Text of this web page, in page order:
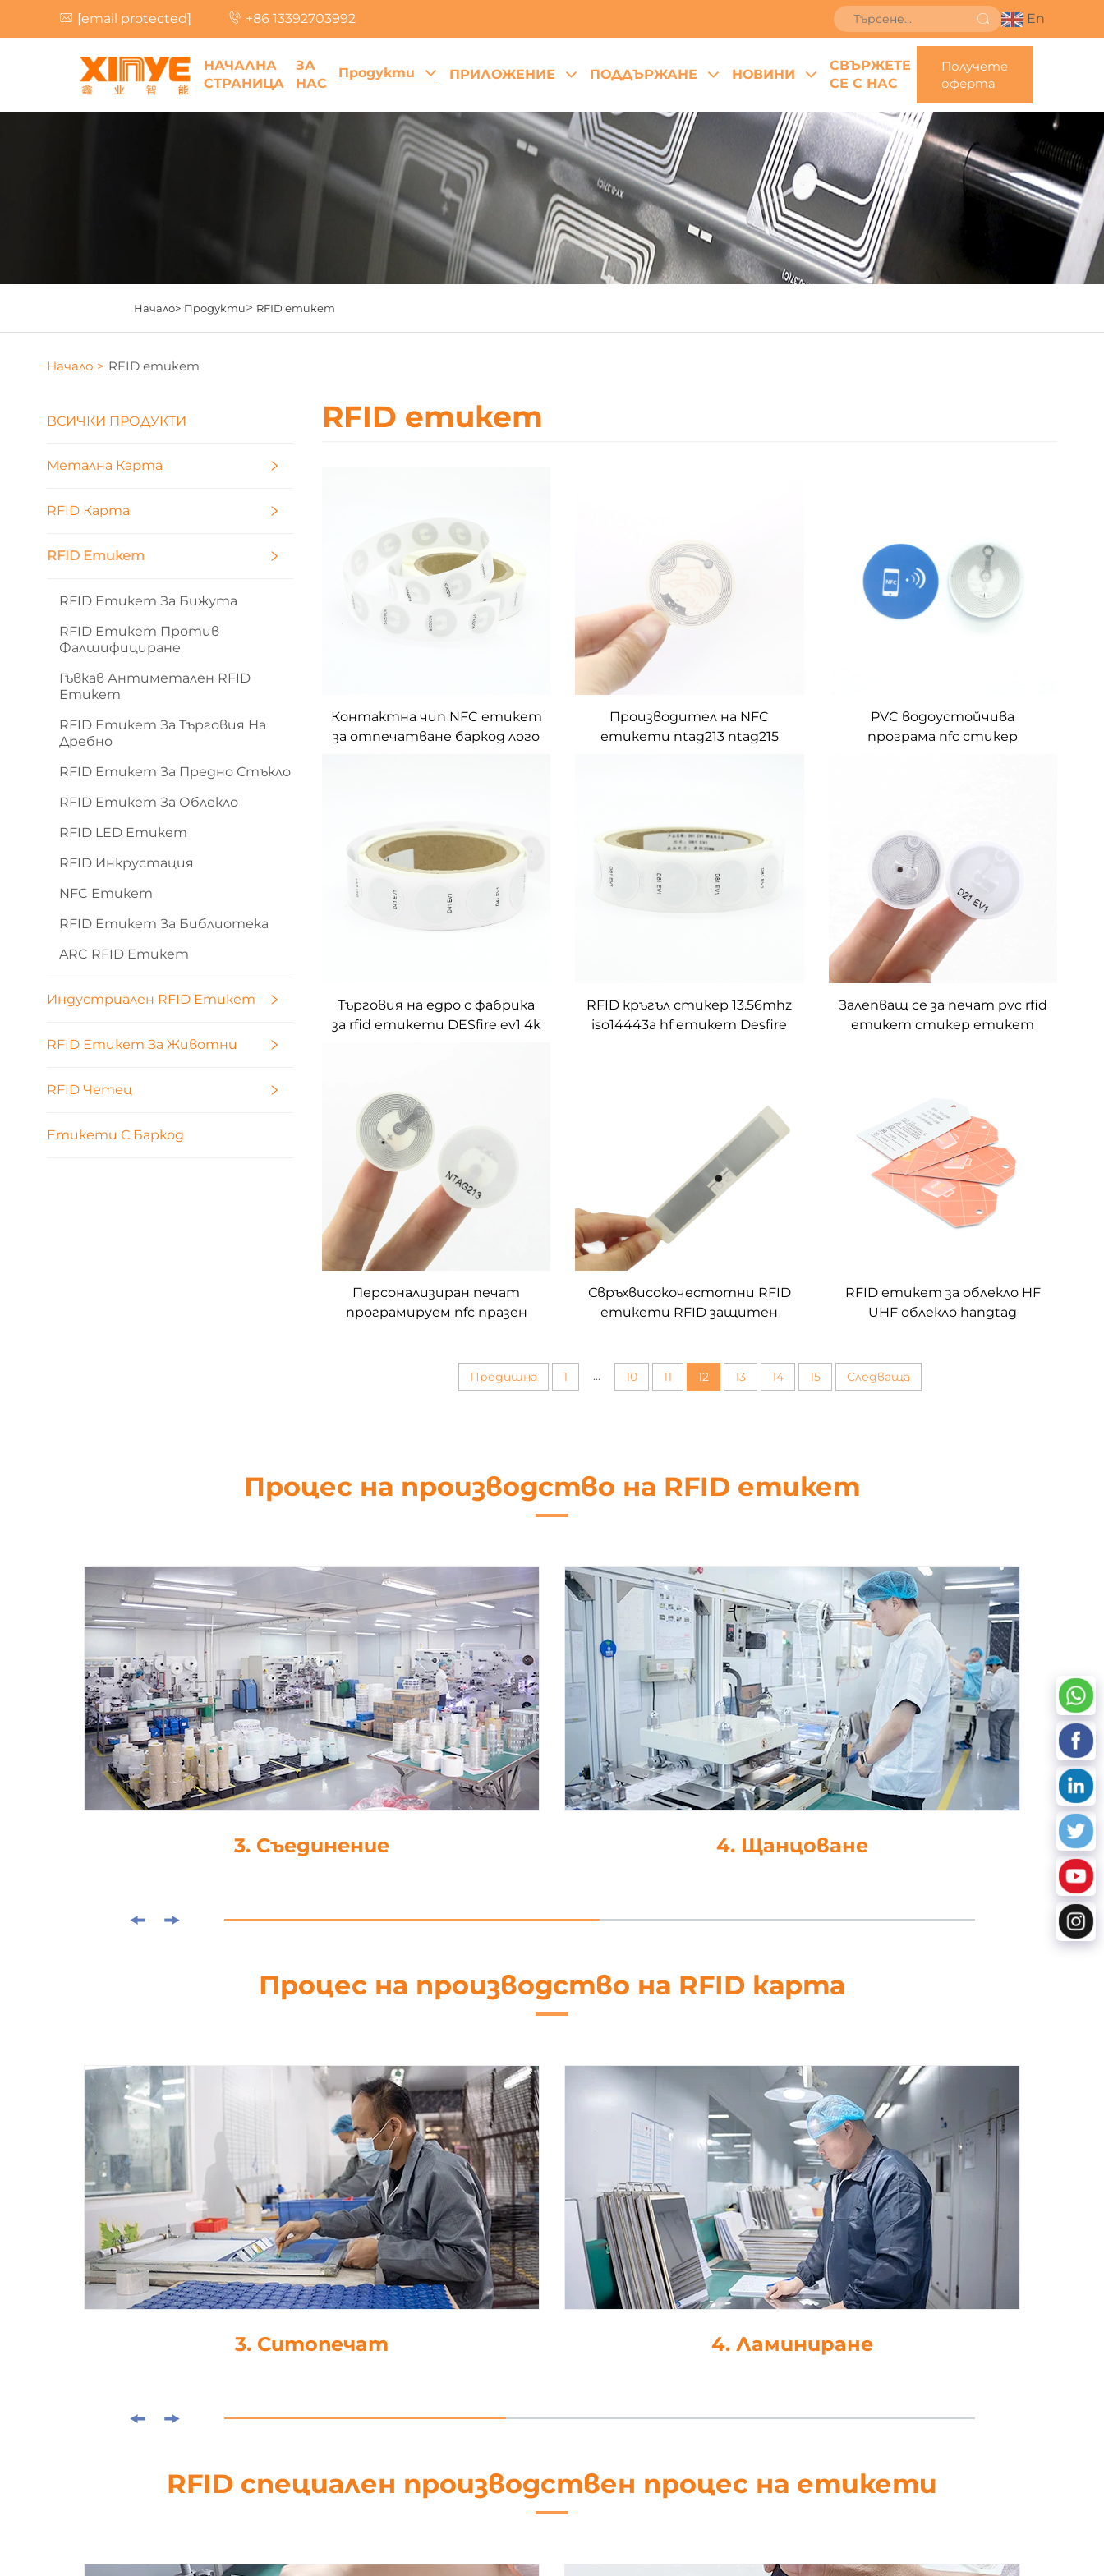
[email protected] +86 13392703992 En
НАЧАЛНА
СТРАНИЦА
ЗА
НАС
Продукти ПРИЛОЖЕНИЕ ПОДДЪРЖАНЕ НОВИНИ
СВЪРЖЕТЕ
СЕ С НАС
Получете
оферта
Начало> Продукти> RFID етикет
Начало > RFID етикет
ВСИЧКИ ПРОДУКТИ
Метална Карта
RFID Карта
RFID Етикет
RFID Етикет За Бижута
RFID Етикет Против
Фалшифициране
Гъвкав Антиметален RFID
Етикет
RFID Етикет За Търговия На
Дребно
RFID Етикет За Предно Стъкло
RFID Етикет За Облекло
RFID LED Етикет
RFID Инкрустация
NFC Етикет
RFID Етикет За Библиотека
ARC RFID Етикет
Индустриален RFID Етикет
RFID Етикет За Животни
RFID Четец
Етикети С Баркод
RFID етикет
Контактна чип NFC етикет
за отпечатване баркод лого
Производител на NFC
етикети ntag213 ntag215
PVC водоустойчива
програма nfc стикер
Търговия на едро с фабрика
за rfid етикети DESfire ev1 4k
RFID кръгъл стикер 13.56mhz
iso14443a hf етикет Desfire
Залепващ се за печат pvc rfid
етикет стикер етикет
Персонализиран печат
програмируем nfc празен
Свръхвисокочестотни RFID
етикети RFID защитен
RFID етикет за облекло HF
UHF облекло hangtag
Предишна 1 ... 10 11 12 13 14 15 Следваща
Процес на производство на RFID етикет
4. Щанцоване 5. Обработка на данни
Процес на производство на RFID карта
4. Ламиниране 5. Щанцоване
RFID специален производствен процес на етикети